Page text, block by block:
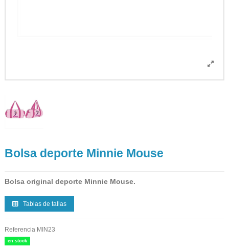
Bolsa deporte Minnie Mouse
Bolsa original deporte Minnie Mouse.
Tablas de tallas
Referencia MIN23
en stock